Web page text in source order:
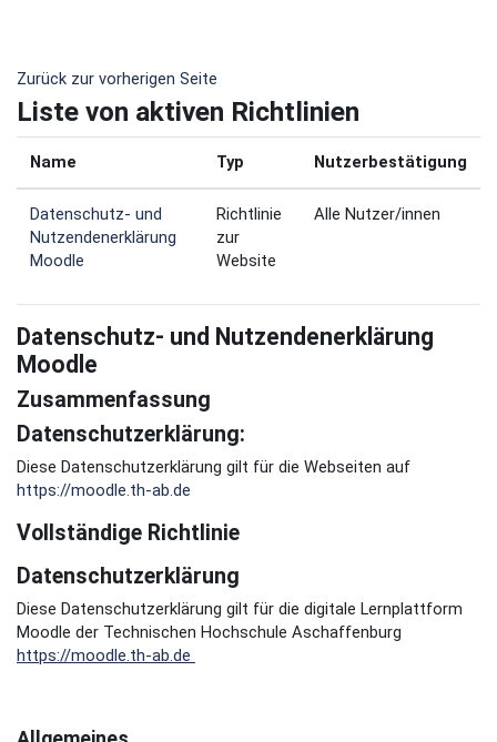
Zurück zur vorherigen Seite
Liste von aktiven Richtlinien
Name Typ Nutzerbestätigung
Datenschutz- und
Nutzendenerklärung
Moodle
Richtlinie
zur
Website
Alle Nutzer/innen
Datenschutz- und Nutzendenerklärung
Moodle
Zusammenfassung
Datenschutzerklärung:
Diese Datenschutzerklärung gilt für die Webseiten auf
https://moodle.th-ab.de
Vollständige Richtlinie
Datenschutzerklärung
Diese Datenschutzerklärung gilt für die digitale Lernplattform
Moodle der Technischen Hochschule Aschaffenburg
https://moodle.th-ab.de